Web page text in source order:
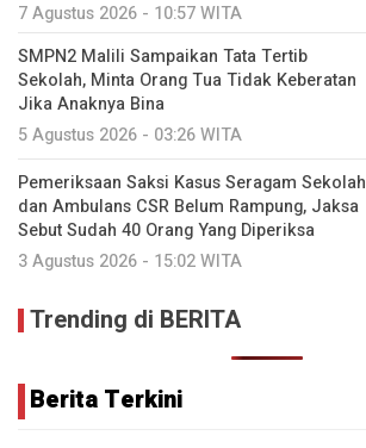
7 Agustus 2026 - 10:57 WITA
SMPN2 Malili Sampaikan Tata Tertib
Sekolah, Minta Orang Tua Tidak Keberatan
Jika Anaknya Bina
5 Agustus 2026 - 03:26 WITA
Pemeriksaan Saksi Kasus Seragam Sekolah
dan Ambulans CSR Belum Rampung, Jaksa
Sebut Sudah 40 Orang Yang Diperiksa
3 Agustus 2026 - 15:02 WITA
Trending di BERITA
Berita Terkini